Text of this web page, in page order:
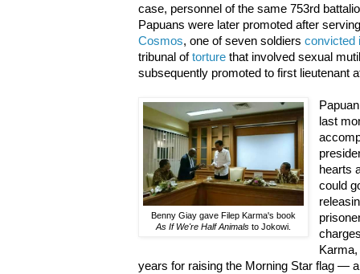
case, personnel of the same 753rd
Papuans were later promoted after
Cosmos, one of seven soldiers convicted
tribunal oftorture that involved sexual
subsequently promoted to first lieutenant
Benny Giay gave Filep Karma's book
As If We're Half Animals to Jokowi.
last
hearts
could
years for raising the Morning Star flag —